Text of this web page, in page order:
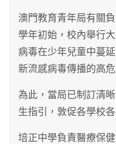
澳門教育青年局有關
學年初始，校內舉行
病毒在少年兒童中蔓
新流感病毒傳播的高危
為此，當局已制訂清
生指引，敦促各學校
培正中學負責醫療保